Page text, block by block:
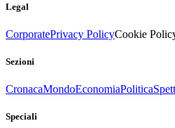
Legal
CorporatePrivacy PolicyCookie
Sezioni
CronacaMondoEconomiaPolitica
Speciali